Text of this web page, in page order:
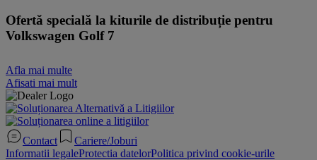
Ofertă specială la kiturile de distribuție pentru
Volkswagen Golf 7
Afla mai multe
Afisati mai mult
Contact
Cariere/Joburi
Informatii legaleProtectia datelorPolitica privind cookie-urile